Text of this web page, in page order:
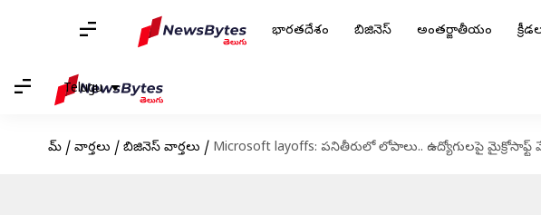
భారతదేశం బిజినెస్ అంతర్జాతీయం
Telugu
హోమ్ / వార్తలు / బిజినెస్ వార్తలు / Microsoft layoffs: పనితీరులో లోపాలు.. ఉద్యోగులపై మైక్రోసాఫ్ట్‌